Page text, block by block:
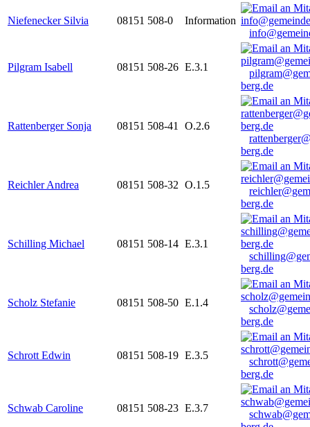
Niefenecker Silvia 08151 508-0
Information
Pilgram Isabell 08151 508-26 E.3.1
berg.de
Rattenberger Sonja 08151 508-41
O.2.6
berg.de
Reichler Andrea 08151 508-32 O.1.5
berg.de
Schilling Michael 08151 508-14 E.3.1
berg.de
Scholz Stefanie 08151 508-50 E.1.4
berg.de
Schrott Edwin 08151 508-19 E.3.5
berg.de
Schwab Caroline 08151 508-23 E.3.7